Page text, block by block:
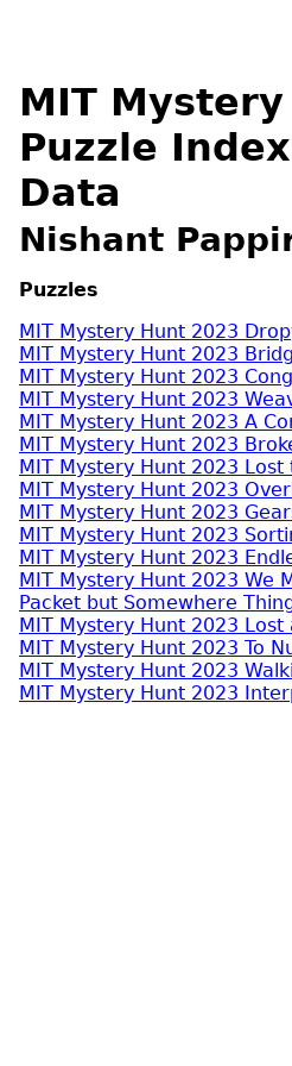
MIT
Puzzle
Data
Nishant
Puzzles
MIT Mystery Hunt 2023
MIT Mystery Hunt 2023
MIT Mystery Hunt 2023
MIT Mystery Hunt 2023
MIT Mystery Hunt 2023 A
MIT Mystery Hunt 2023
MIT Mystery Hunt 2023 Lost
MIT Mystery Hunt 2023
MIT Mystery Hunt 2023
MIT Mystery Hunt 2023
MIT Mystery Hunt 2023
MIT Mystery Hunt 2023 We
Packet but Somewhere
MIT Mystery Hunt 2023 Lost
MIT Mystery Hunt 2023 To
MIT Mystery Hunt 2023
MIT Mystery Hunt 2023